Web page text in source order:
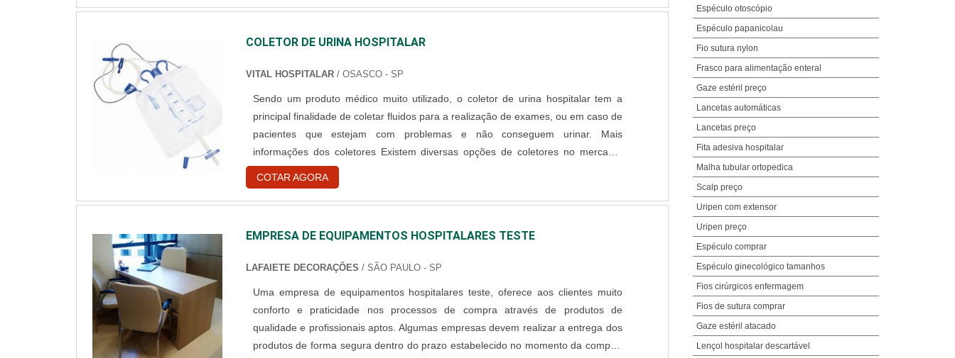
COLETOR DE URINA HOSPITALAR
VITAL HOSPITALAR/ OSASCO - SP
Sendo um produto médico muito utilizado, o coletor de urina hospitalar tem a
principal finalidade de coletar fluidos para a realização de exames, ou em caso de
pacientes que estejam com problemas e não conseguem urinar. Mais
informações dos coletores Existem diversas opções de coletores no mercado,
sendo os mais conhecidos: Coletor de urina tipo saco; Coletor de urina tipo bolsa;
COTAR AGORA
EMPRESA DE EQUIPAMENTOS HOSPITALARES TESTE
LAFAIETE DECORAÇÕES / SÃO PAULO - SP
Uma empresa de equipamentos hospitalares teste, oferece aos clientes muito
conforto e praticidade nos processos de compra através de produtos de
qualidade e profissionais aptos. Algumas empresas devem realizar a entrega dos
produtos de forma segura dentro do prazo estabelecido no momento da compra,
Espéculo otoscópio
Espéculo papanicolau
Fio sutura nylon
Frasco para alimentação enteral
Gaze estéril preço
Lancetas automáticas
Lancetas preço
Fita adesiva hospitalar
Malha tubular ortopedica
Scalp preço
Uripen com extensor
Uripen preço
Espéculo comprar
Espéculo ginecológico tamanhos
Fios cirúrgicos enfermagem
Fios de sutura comprar
Gaze estéril atacado
Lençol hospitalar descartável